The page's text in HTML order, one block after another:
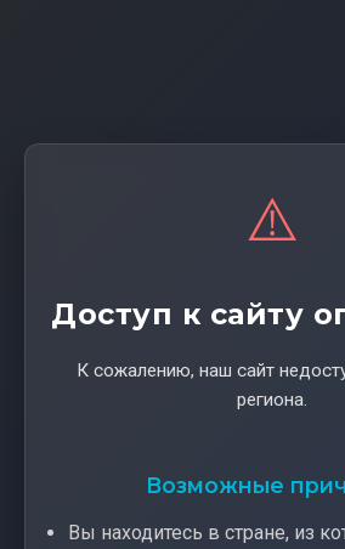
⚠️
Доступ к сайту
К сожалению, наш сайт
региона.
Возможные
Вы находитесь в стране, из